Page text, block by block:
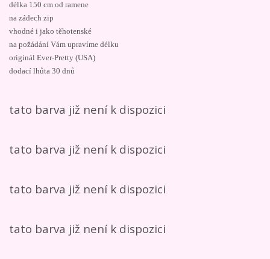
délka 150 cm od ramene
na zádech zip
vhodné i jako těhotenské
na požádání Vám upravíme délku
originál Ever-Pretty (USA)
dodací lhůta 30 dnů
tato barva již není k dispozici
tato barva již není k dispozici
tato barva již není k dispozici
tato barva již není k dispozici